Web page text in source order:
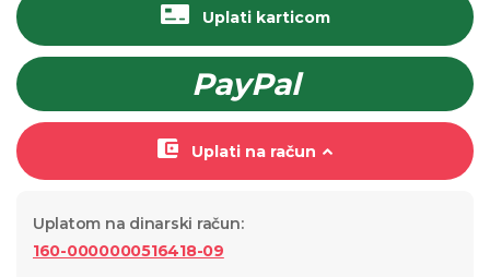
Uplati na račun
Uplati karticom
PayPal
Uplatom na dinarski račun:
160-0000000516418-09